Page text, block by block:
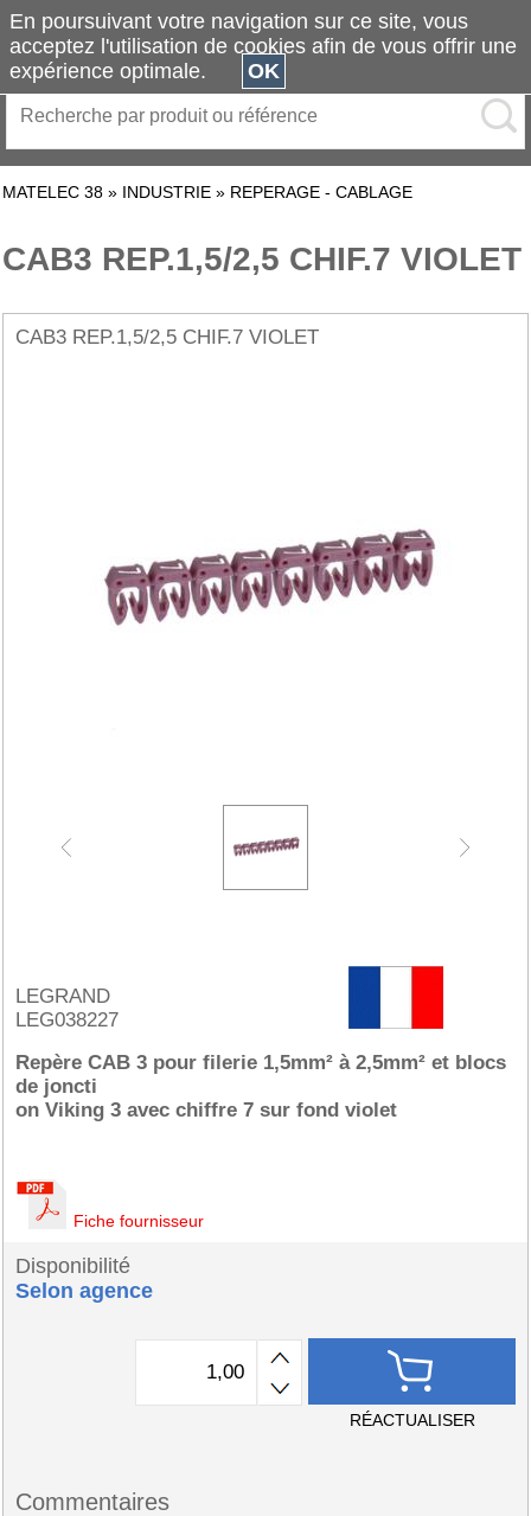
MATELEC 38 » INDUSTRIE » REPERAGE - CABLAGE
CAB3 REP.1,5/2,5 CHIF.7 VIOLET
CAB3 REP.1,5/2,5 CHIF.7 VIOLET
LEGRAND
LEG038227
Repère CAB 3 pour filerie 1,5mm² à 2,5mm² et blocs
de joncti
on Viking 3 avec chiffre 7 sur fond violet
Fiche fournisseur
Disponibilité
Selon agence
RÉACTUALISER
Commentaires
En poursuivant votre navigation sur ce site, vous
acceptez l'utilisation de cookies afin de vous offrir une
expérience optimale.
OK